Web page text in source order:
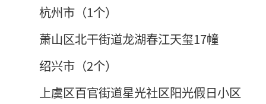
杭州市（1个）
萧山区北干街道龙湖春江天玺17幢
绍兴市（2个）
上虞区百官街道星光社区阳光假日小区